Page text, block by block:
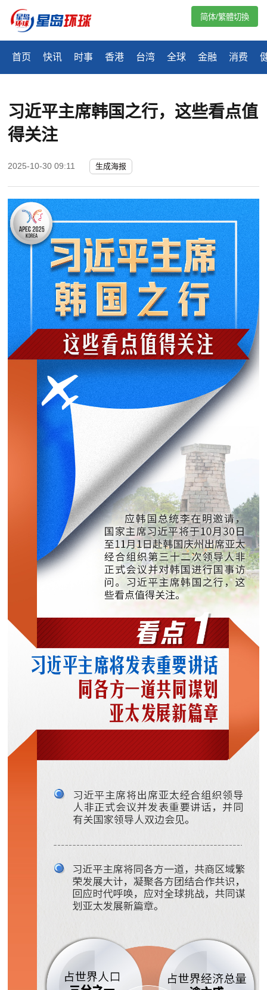
首页 快讯 时事 香港 台湾 全球 金融 消费
简体/繁體切換
习近平主席韩国之行，这些看点值
得关注
2025-10-30 09:11 生成海报